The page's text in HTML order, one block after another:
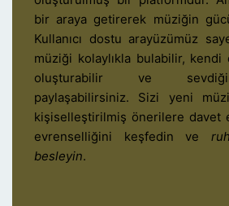
bir araya getirerek müziğin
Kullanıcı dostu arayüzümüz
müziği kolaylıkla bulabilir,
oluşturabilir ve
paylaşabilirsiniz. Sizi yeni
kişiselleştirilmiş önerilere davet
evrenselliğini keşfedin ve
besleyin.